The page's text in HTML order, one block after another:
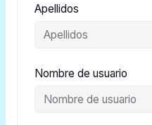
Apellidos
Nombre de usuario